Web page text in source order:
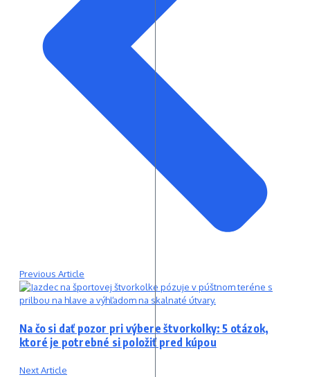
Previous Article
Na čo si dať pozor pri výbere štvorkolky: 5 otázok,
ktoré je potrebné si položiť pred kúpou
Next Article